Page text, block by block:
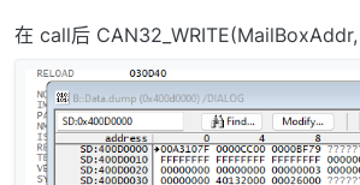
在 call后 CAN32_WRITE(MailBoxAddr,